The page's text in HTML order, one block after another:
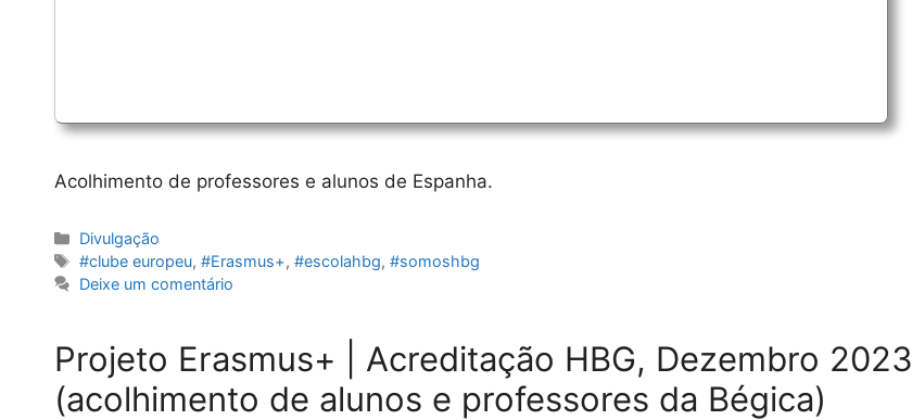
Acolhimento de professores e alunos de Espanha.
Categorias
Divulgação
Etiquetas
#clube europeu,#Erasmus+,#escolahbg,#somoshbg
Deixe um comentário
Projeto Erasmus+ | Acreditação HBG, Dezembro 2023
(acolhimento de alunos e professores da Bégica)